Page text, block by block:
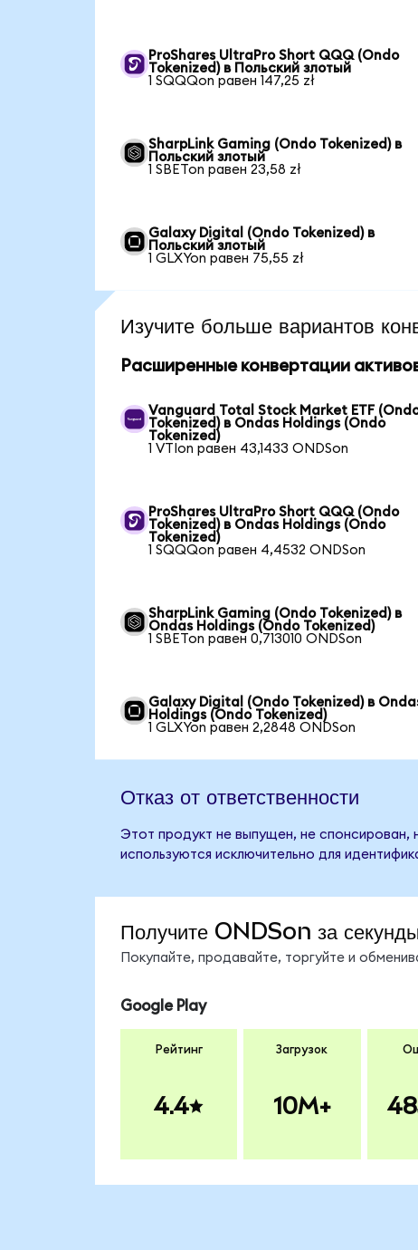
ProShares UltraPro Short QQQ (Ondo
Tokenized) в Польский злотый
1 SQQQon равен 147,25 zł
SharpLink Gaming (Ondo Tokenized) в
Польский злотый
1 SBETon равен 23,58 zł
Galaxy Digital (Ondo Tokenized) в
Польский злотый
1 GLXYon равен 75,55 zł
Изучите больше вариантов
Расширенные конвертации
Vanguard Total Stock Market ETF
Tokenized) в Ondas Holdings (Ondo
Tokenized)
1 VTIon равен 43,1433 ONDSon
ProShares UltraPro Short QQQ (Ondo
Tokenized) в Ondas Holdings (Ondo
Tokenized)
1 SQQQon равен 4,4532 ONDSon
SharpLink Gaming (Ondo Tokenized) в
Ondas Holdings (Ondo Tokenized)
1 SBETon равен 0,713010 ONDSon
Galaxy Digital (Ondo Tokenized) в
Holdings (Ondo Tokenized)
1 GLXYon равен 2,2848 ONDSon
Отказ от ответственности
Этот продукт не выпущен, не спонсирован,
используются исключительно для
Получите ONDSon за
Покупайте, продавайте, торгуйте и
Google Play
Рейтинг
4.4
Загрузок
10M+